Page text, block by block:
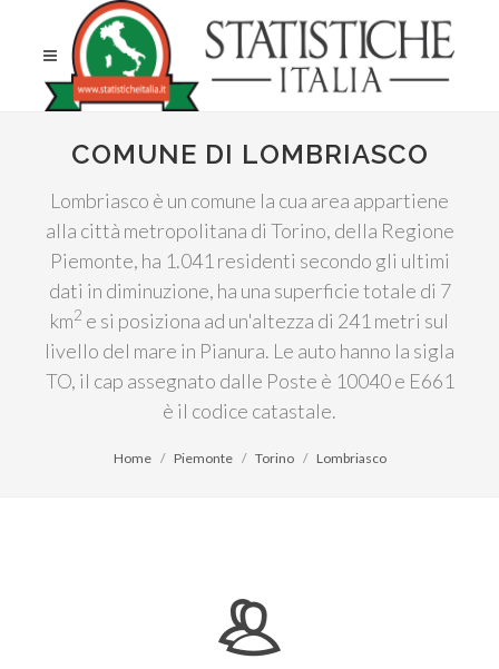
COMUNE DI LOMBRIASCO
Lombriasco è un comune la cua area appartiene
alla città metropolitana di Torino, della Regione
Piemonte, ha 1.041 residenti secondo gli ultimi
dati in diminuzione, ha una superficie totale di 7
km2 e si posiziona ad un'altezza di 241 metri sul
livello del mare in Pianura. Le auto hanno la sigla
TO, il cap assegnato dalle Poste è 10040 e E661
è il codice catastale.
Home Piemonte Torino Lombriasco